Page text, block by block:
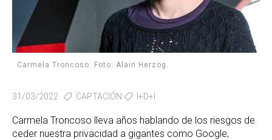
Carmela Troncoso. Foto: Alain Herzog.
31/03/2022 CAPTACIÓN I+D+I
Carmela Troncoso lleva años hablando de los riesgos de
ceder nuestra privacidad a gigantes como Google,